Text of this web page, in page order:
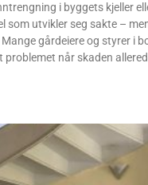
i byggets kjeller
som utvikler seg sakte –
Mange gårdeiere og styrer i
når skaden